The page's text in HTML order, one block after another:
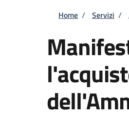
Briciole
Home / Servizi /